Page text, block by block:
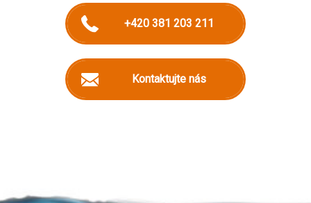
+420 381 203 211
Kontaktujte nás